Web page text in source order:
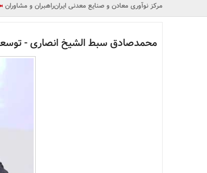
مرکز نوآوری معادن و صنایع معدنی ایرانراهبران و مشاوران
محمدصادق سبط الشیخ انصاری -